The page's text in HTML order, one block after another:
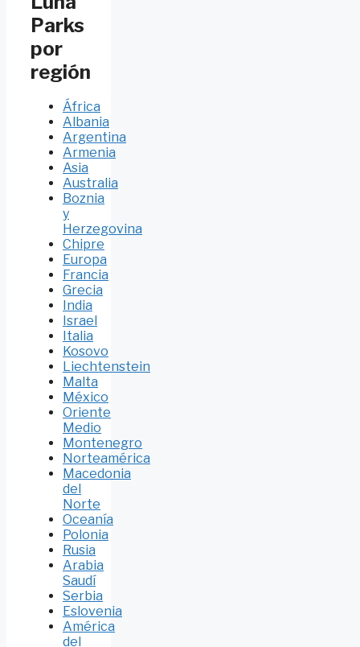
Parks
por
región
África
Albania
Argentina
Armenia
Asia
Australia
Boznia
y
Herzegovina
Chipre
Europa
Francia
Grecia
India
Israel
Italia
Kosovo
Liechtenstein
Malta
México
Oriente
Medio
Montenegro
Norteamérica
Macedonia
del
Norte
Oceanía
Polonia
Rusia
Arabia
Saudí
Serbia
Eslovenia
América
del